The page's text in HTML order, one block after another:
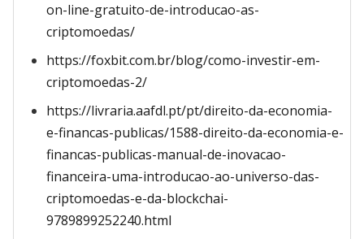
on-line-gratuito-de-introducao-as-
criptomoedas/
https://foxbit.com.br/blog/como-investir-em-
criptomoedas-2/
https://livraria.aafdl.pt/pt/direito-da-economia-
e-financas-publicas/1588-direito-da-economia-e-
financas-publicas-manual-de-inovacao-
financeira-uma-introducao-ao-universo-das-
criptomoedas-e-da-blockchai-
9789899252240.html